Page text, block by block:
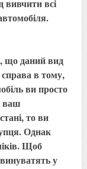
вивчити всі
що даний вид
справа в тому,
ви просто
ваш
то ви
Однак
Щоб
у